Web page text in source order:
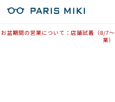
お盆期間の営業について：店舗試着（8/7
業）